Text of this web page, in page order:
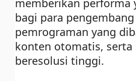
bagi para
pemrograman yang
konten otomatis, serta
beresolusi tinggi.